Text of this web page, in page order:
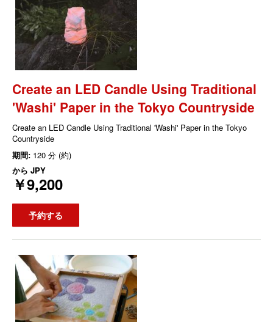
Create an LED Candle Using Traditional
'Washi' Paper in the Tokyo Countryside
Create an LED Candle Using Traditional 'Washi' Paper in the Tokyo
Countryside
期間: 120 分 (約)
から JPY
￥9,200
予約する